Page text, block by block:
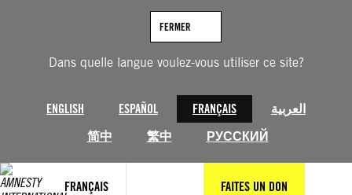
Dans quelle langue voulez-vous utiliser ce site?
ENGLISH ESPAÑOL FRANÇAIS
العربية
简中
繁中 РУССКИЙ
FERMER
FRANÇAIS FAITES UN DON